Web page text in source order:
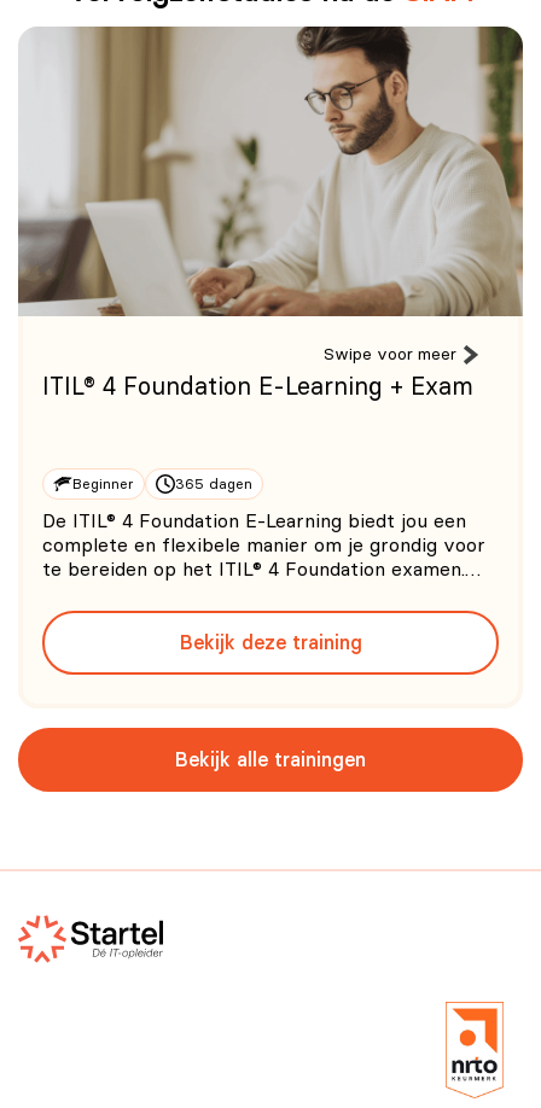
optimaliseren van interne ICT-processen. SIAM® kan
echter goed worden gecombineerd met ITIL® om een
holistische benadering van servicebeheer te creëren.
Swipe voor meer
ITIL® 4 Foundation E-Learning + Exam
Beginner 365 dagen
De ITIL® 4 Foundation E-Learning biedt jou een
complete en flexibele manier om je grondig voor
te bereiden op het ITIL® 4 Foundation examen.
van Ivor Macfarlane, medeauteur van ITIL®, zul je
leren hoe ITIL® 4 organisaties kan ondersteunen
bij het
Bekijk deze training
Bekijk alle trainingen